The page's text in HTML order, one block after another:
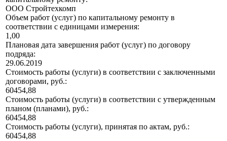
ООО Стройтехкомп
Объем работ (услуг) по капитальному ремонту в
соответствии с единицами измерения:
1,00
Плановая дата завершения работ (услуг) по договору
подряда:
29.06.2019
Стоимость работы (услуги) в соответствии с заключенными
договорами, руб.:
60454,88
Стоимость работы (услуги) в соответствии с утвержденным
планом (планами), руб.:
60454,88
Стоимость работы (услуги), принятая по актам, руб.:
60454,88